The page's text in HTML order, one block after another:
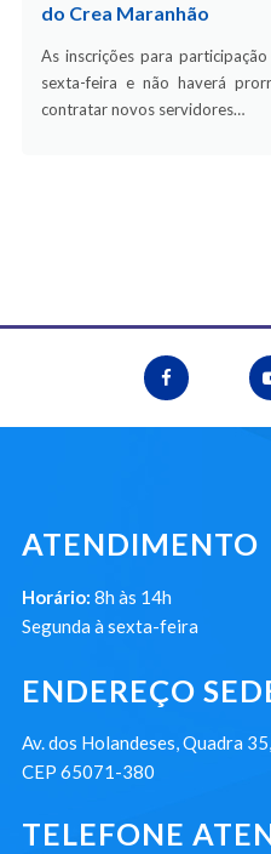
do Crea Maranhão
As inscrições para
sexta-feira e não haverá
contratar novos servidores…
ATENDIMENTO
Horário: 8h às 14h
Segunda à sexta-feira
ENDEREÇO
Av. dos Holandeses, Quadra
CEP 65071-380
TELEFONE